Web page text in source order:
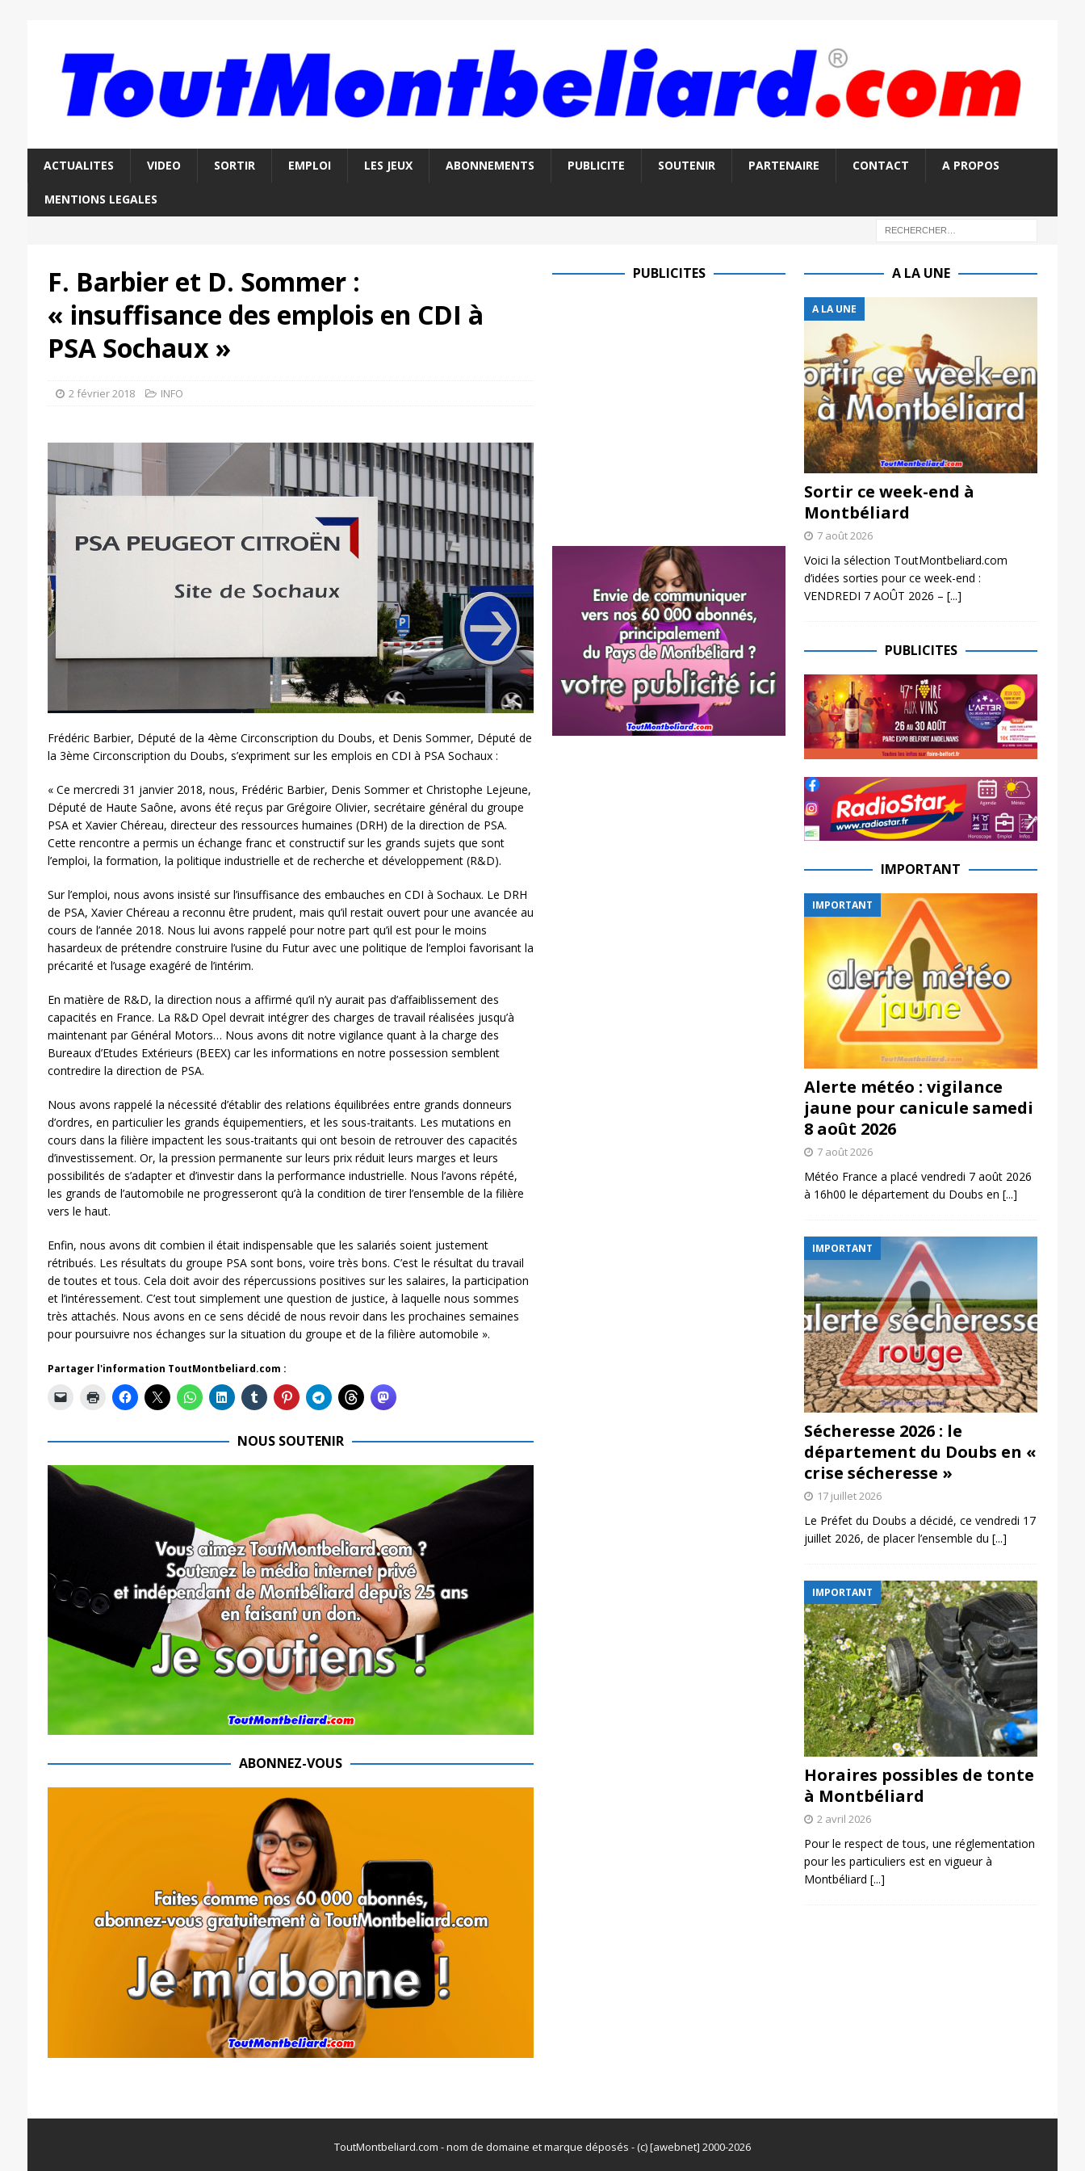
ACTUALITES VIDEO SORTIR EMPLOI LES JEUX ABONNEMENTS PUBLICITE SOUTENIR PARTENAIRE CONTACT A PROPOS
MENTIONS LEGALES
F. Barbier et D. Sommer :
« insuffisance des emplois en CDI à
PSA Sochaux »
2 février 2018 INFO
Frédéric Barbier, Député de la 4ème Circonscription du Doubs, et Denis Sommer, Député de
la 3ème Circonscription du Doubs, s’expriment sur les emplois en CDI à PSA Sochaux :
« Ce mercredi 31 janvier 2018, nous, Frédéric Barbier, Denis Sommer et Christophe Lejeune,
Député de Haute Saône, avons été reçus par Grégoire Olivier, secrétaire général du groupe
PSA et Xavier Chéreau, directeur des ressources humaines (DRH) de la direction de PSA.
Cette rencontre a permis un échange franc et constructif sur les grands sujets que sont
l’emploi, la formation, la politique industrielle et de recherche et développement (R&D).
Sur l’emploi, nous avons insisté sur l’insuffisance des embauches en CDI à Sochaux. Le DRH
de PSA, Xavier Chéreau a reconnu être prudent, mais qu’il restait ouvert pour une avancée au
cours de l’année 2018. Nous lui avons rappelé pour notre part qu’il est pour le moins
hasardeux de prétendre construire l’usine du Futur avec une politique de l’emploi favorisant la
précarité et l’usage exagéré de l’intérim.
En matière de R&D, la direction nous a affirmé qu’il n’y aurait pas d’affaiblissement des
capacités en France. La R&D Opel devrait intégrer des charges de travail réalisées jusqu’à
maintenant par Général Motors… Nous avons dit notre vigilance quant à la charge des
Bureaux d’Etudes Extérieurs (BEEX) car les informations en notre possession semblent
contredire la direction de PSA.
Nous avons rappelé la nécessité d’établir des relations équilibrées entre grands donneurs
d’ordres, en particulier les grands équipementiers, et les sous-traitants. Les mutations en
cours dans la filière impactent les sous-traitants qui ont besoin de retrouver des capacités
d’investissement. Or, la pression permanente sur leurs prix réduit leurs marges et leurs
possibilités de s’adapter et d’investir dans la performance industrielle. Nous l’avons répété,
les grands de l’automobile ne progresseront qu’à la condition de tirer l’ensemble de la filière
vers le haut.
Enfin, nous avons dit combien il était indispensable que les salariés soient justement
rétribués. Les résultats du groupe PSA sont bons, voire très bons. C’est le résultat du travail
de toutes et tous. Cela doit avoir des répercussions positives sur les salaires, la participation
et l’intéressement. C’est tout simplement une question de justice, à laquelle nous sommes
très attachés. Nous avons en ce sens décidé de nous revoir dans les prochaines semaines
pour poursuivre nos échanges sur la situation du groupe et de la filière automobile ».
Partager l'information ToutMontbeliard.com :
NOUS SOUTENIR
ABONNEZ-VOUS
PUBLICITES A LA UNE
A LA UNE
Sortir ce week-end à
Montbéliard
7 août 2026
Voici la sélection ToutMontbeliard.com
d’idées sorties pour ce week-end :
VENDREDI 7 AOÛT 2026 – [...]
PUBLICITES
IMPORTANT
IMPORTANT
Alerte météo : vigilance
jaune pour canicule samedi
8 août 2026
7 août 2026
Météo France a placé vendredi 7 août 2026
à 16h00 le département du Doubs en [...]
IMPORTANT
Sécheresse 2026 : le
département du Doubs en «
crise sécheresse »
17 juillet 2026
Le Préfet du Doubs a décidé, ce vendredi 17
juillet 2026, de placer l’ensemble du [...]
IMPORTANT
Horaires possibles de tonte
à Montbéliard
2 avril 2026
Pour le respect de tous, une réglementation
pour les particuliers est en vigueur à
Montbéliard [...]
ToutMontbeliard.com - nom de domaine et marque déposés - (c) [awebnet] 2000-2026